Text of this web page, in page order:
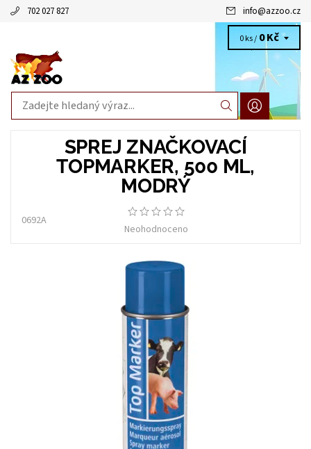
702 027 827 info@azzoo.cz
0 ks / 0 Kč
SPREJ ZNAČKOVACÍ
TOPMARKER, 500 ML,
MODRÝ
0692A
Neohodnoceno